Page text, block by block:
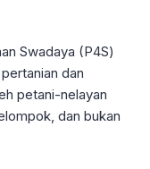
Swadaya (P4S)
dan
petani-nelayan
dan bukan